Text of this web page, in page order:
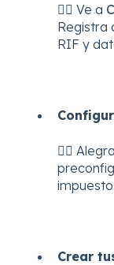
👉🏼 Ve a
Registra
RIF y
👉🏼
Crear